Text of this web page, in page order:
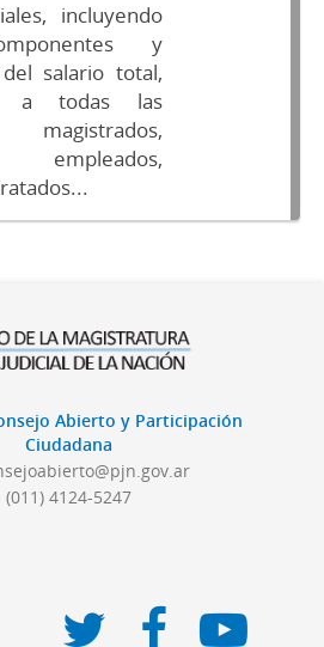
incluyendo
y
salario total,
a todas las
Abierto y Participación
Ciudadana
(011) 4124-5247